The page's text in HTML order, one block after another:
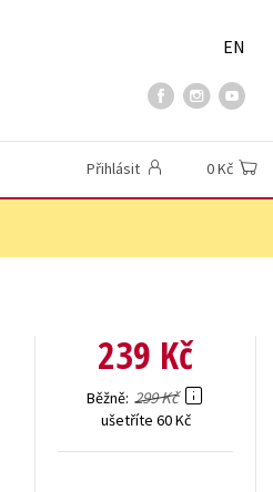
EN
Přihlásit 0 Kč
239 Kč
Běžně 299 Kč
ušetříte 60 Kč